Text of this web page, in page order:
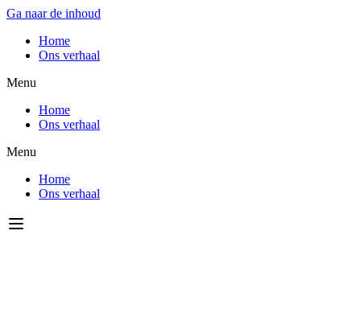
Ga naar de inhoud
Home
Ons verhaal
Menu
Home
Ons verhaal
Menu
Home
Ons verhaal